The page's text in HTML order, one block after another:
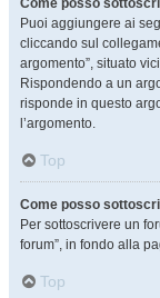
Come posso
Puoi aggiungere ai
cliccando sul
argomento”, situato
Rispondendo a un
risponde in questo
l’argomento.
Top
Come posso
Per sottoscrivere un
forum”, in fondo alla
Top